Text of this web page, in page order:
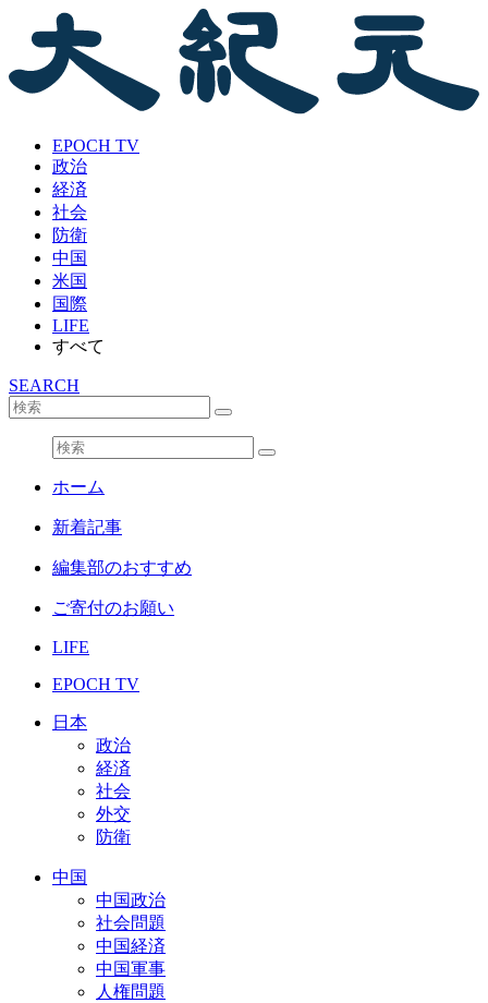
EPOCH TV
政治
経済
社会
防衛
中国
米国
国際
LIFE
すべて
SEARCH
ホーム
新着記事
編集部のおすすめ
ご寄付のお願い
LIFE
EPOCH TV
日本
政治
経済
社会
外交
防衛
中国
中国政治
社会問題
中国経済
中国軍事
人権問題